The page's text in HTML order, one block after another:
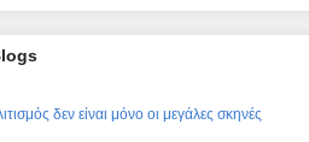
δεν είναι μόνο οι μεγάλες σκηνές